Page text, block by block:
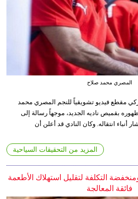
المصري محمد صلاح
مقطع فيديو تشويقياً للنجم المصري محمد
بقميص ناديه الجديد، موجهاً رسالة إلى
أنباء انتقاله. وكان النادي قد أعلن أن
المزيد من التحقيقات السياحية
التكلفة لتقليل استهلاك الأطعمة
فائقة المعالجة